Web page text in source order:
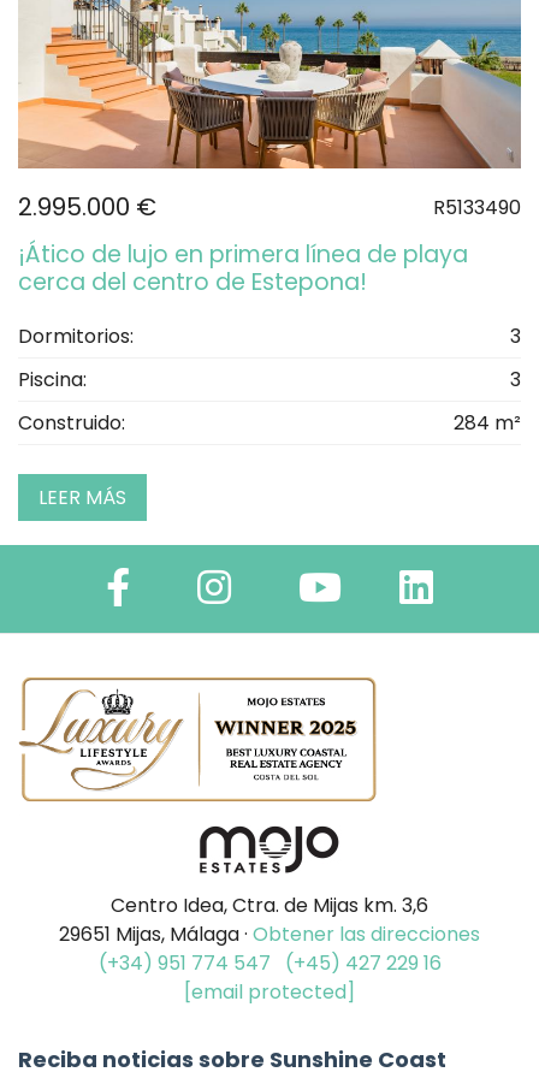
2.995.000 € R5133490
¡Ático de lujo en primera línea de playa
cerca del centro de Estepona!
Dormitorios:
3
Piscina:
3
Construido:
284 m²
LEER MÁS
Centro Idea, Ctra. de Mijas km. 3,6
29651 Mijas, Málaga · Obtener las direcciones
(+34) 951 774 547
(+45) 427 229 16
[email protected]